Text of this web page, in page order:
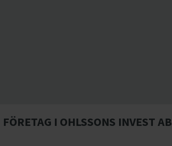
FÖRETAG I OHLSSONS INVEST AB